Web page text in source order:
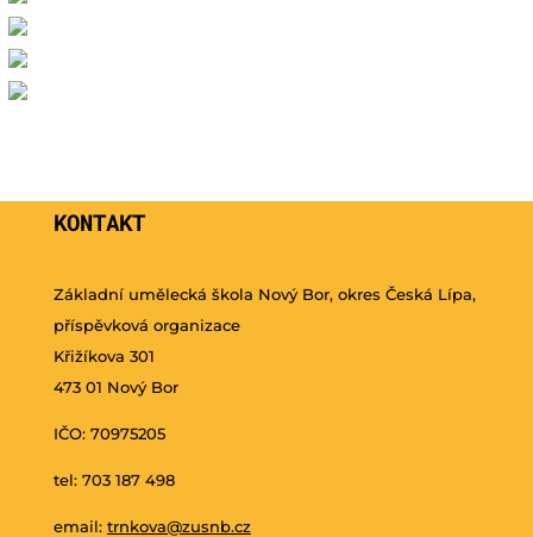
KONTAKT
Základní umělecká škola Nový Bor, okres Česká Lípa,
příspěvková organizace
Křižíkova 301
473 01 Nový Bor
IČO: 70975205
tel: 703 187 498
email: trnkova@zusnb.cz